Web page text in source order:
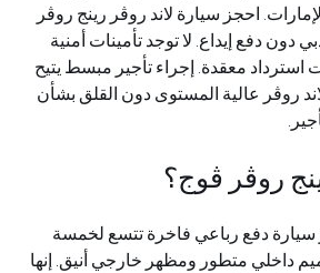
احجز سيارة لاند روڤر رينج روڤر
2019 في دبي دون دفع إيداع. لا توجد تأمينات أمنية
استرداد معقدة. إجراء تأجير مبسط يتيح
روڤر عالية المستوى دون القلق بشأن
.
روڤر ڤوج؟
روڤر ڤوج 2019 هو سيارة دفع رباعي فاخرة تتسع لخمسة
داخلي متطور ومظهر خارجي أنيق. إنها